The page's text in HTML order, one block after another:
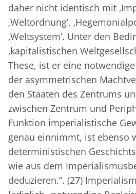
daher nicht identisch mit
‚Weltordnung’,
‚Weltsystem’. Unter den
‚kapitalistischen
These, ist er eine
der asymmetrischen
den Staaten des Zentrums
zwischen Zentrum und
Funktion imperialistische
genau einnimmt, ist ebenso
deterministischen
wie aus dem
deduzieren.“. (27)